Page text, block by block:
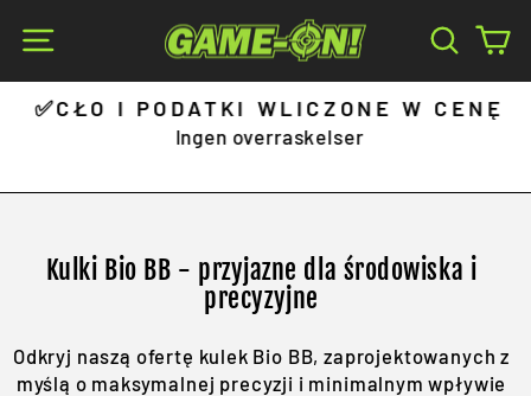
Site navigation Search
Pause
✅CŁO I PODATKI WLICZONE W CENĘ
Ingen overraskelser
Kulki Bio BB - przyjazne dla środowiska i
precyzyjne
Odkryj naszą ofertę kulek Bio BB, zaprojektowanych z
myślą o maksymalnej precyzji i minimalnym wpływie